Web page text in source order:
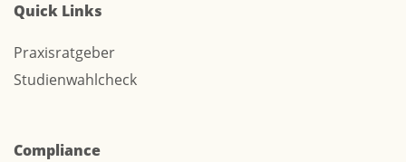
Quick Links
Praxisratgeber
Studienwahlcheck
Compliance